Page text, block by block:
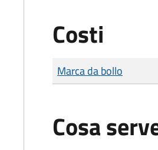
Costi
Tipo di pagamento
Importo
Marca da bollo
Cosa